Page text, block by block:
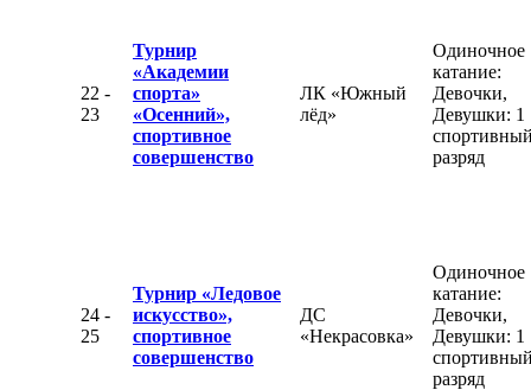
22 -
23
Турнир
«Академии
спорта»
«Осенний»,
спортивное
совершенство
ЛК «Южный
лёд»
Одиночное
катание:
Девочки,
Девушки: 1
разряд
24 -
25
Турнир «Ледовое
искусство»,
спортивное
совершенство
ДС
«Некрасовка»
Одиночное
катание:
Девочки,
Девушки: 1
разряд